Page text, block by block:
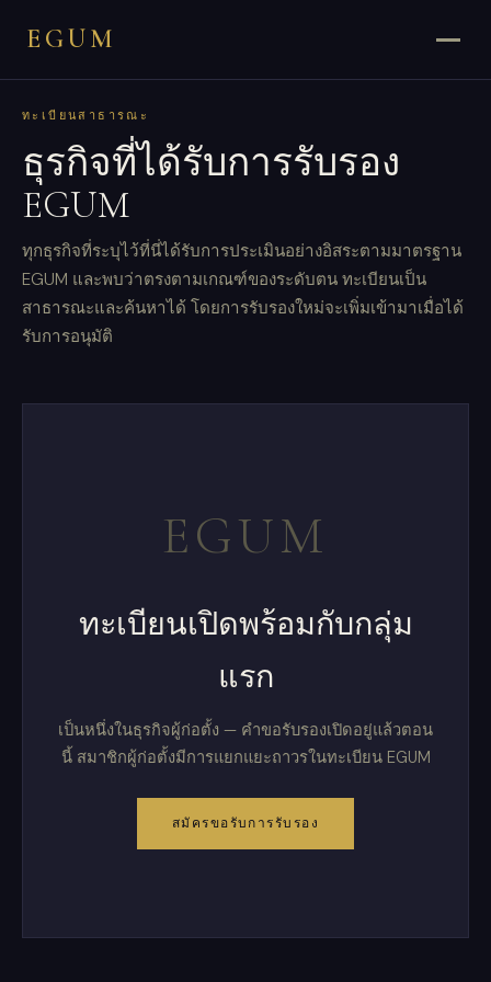
EGUM
ทะเบียนสาธารณะ
ธุรกิจที่ได้รับการรับรอง
EGUM
ทุกธุรกิจที่ระบุไว้ที่นี่ได้รับการประเมินอย่างอิสระตามมาตรฐาน
EGUM และพบว่าตรงตามเกณฑ์ของระดับตน ทะเบียนเป็น
สาธารณะและค้นหาได้ โดยการรับรองใหม่จะเพิ่มเข้ามาเมื่อได้
รับการอนุมัติ
EGUM
ทะเบียนเปิดพร้อมกับกลุ่ม
แรก
เป็นหนึ่งในธุรกิจผู้ก่อตั้ง — คำขอรับรองเปิดอยู่แล้วตอน
นี้ สมาชิกผู้ก่อตั้งมีการแยกแยะถาวรในทะเบียน EGUM
สมัครขอรับการรับรอง